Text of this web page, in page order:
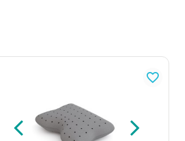
favorite_border